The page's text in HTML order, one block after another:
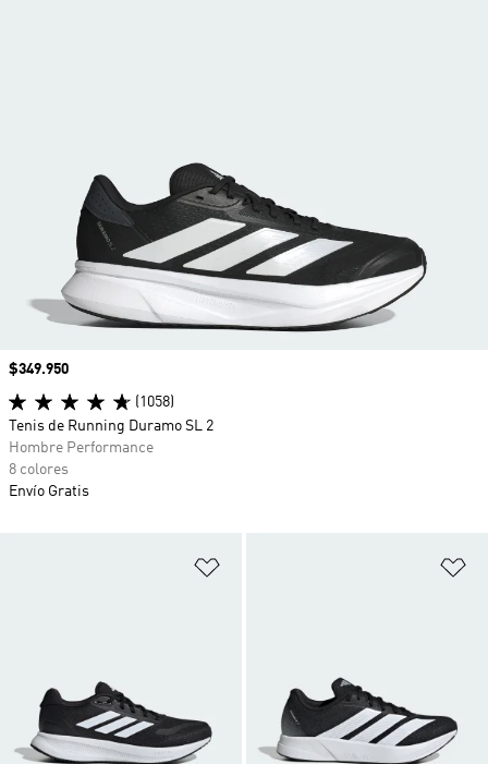
Precio
$349.950
(1058)
Tenis de Running Duramo SL 2
Hombre Performance
8 colores
Envío Gratis